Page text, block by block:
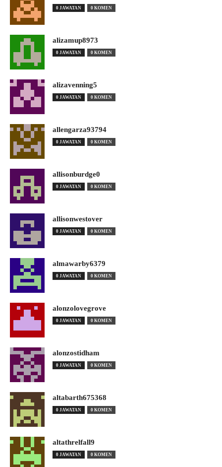
0 JAWATAN 0 KOMEN
alizamup8973
0 JAWATAN 0 KOMEN
alizavenning5
0 JAWATAN 0 KOMEN
allengarza93794
0 JAWATAN 0 KOMEN
allisonburdge0
0 JAWATAN 0 KOMEN
allisonwestover
0 JAWATAN 0 KOMEN
almawarby6379
0 JAWATAN 0 KOMEN
alonzolovegrove
0 JAWATAN 0 KOMEN
alonzostidham
0 JAWATAN 0 KOMEN
altabarth675368
0 JAWATAN 0 KOMEN
altathrelfall9
0 JAWATAN 0 KOMEN